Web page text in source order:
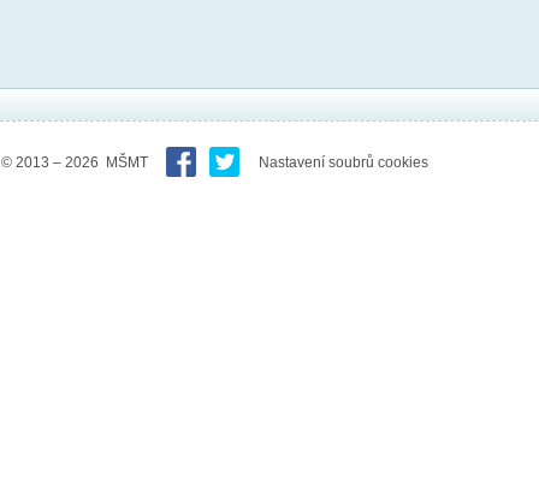
© 2013 – 2026 MŠMT Nastavení soubrů cookies